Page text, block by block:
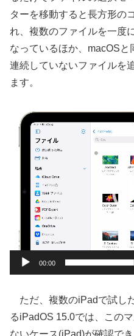
ターを移動すると長方形の
れ、複数のファイルを一度
なっているほか、macOSと
連続していないファイルを
ます。
00:00
ただ、複数のiPadで試し
るiPadOS 15.0では、この